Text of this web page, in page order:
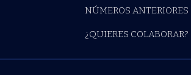
NÚMEROS ANTERIORES
¿QUIERES COLABORAR?